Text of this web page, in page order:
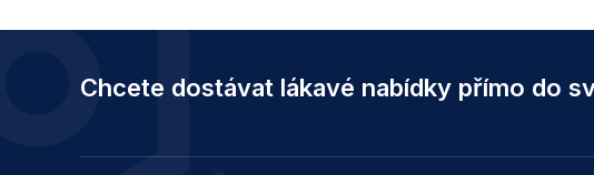
Chcete dostávat lákavé nabídky přímo do